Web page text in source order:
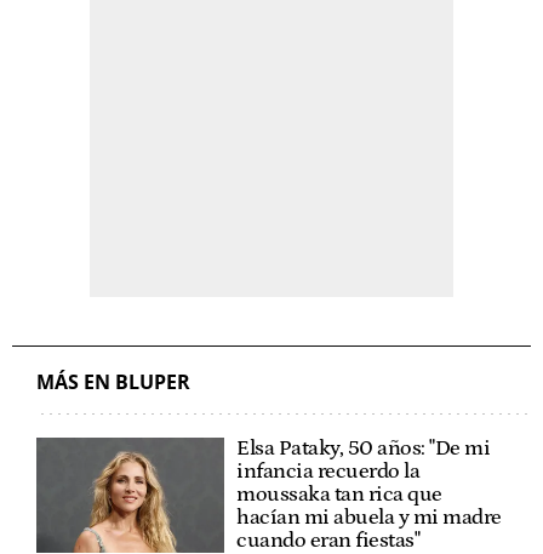
MÁS EN BLUPER
Elsa Pataky, 50 años: "De mi
infancia recuerdo la
moussaka tan rica que
hacían mi abuela y mi madre
cuando eran fiestas"